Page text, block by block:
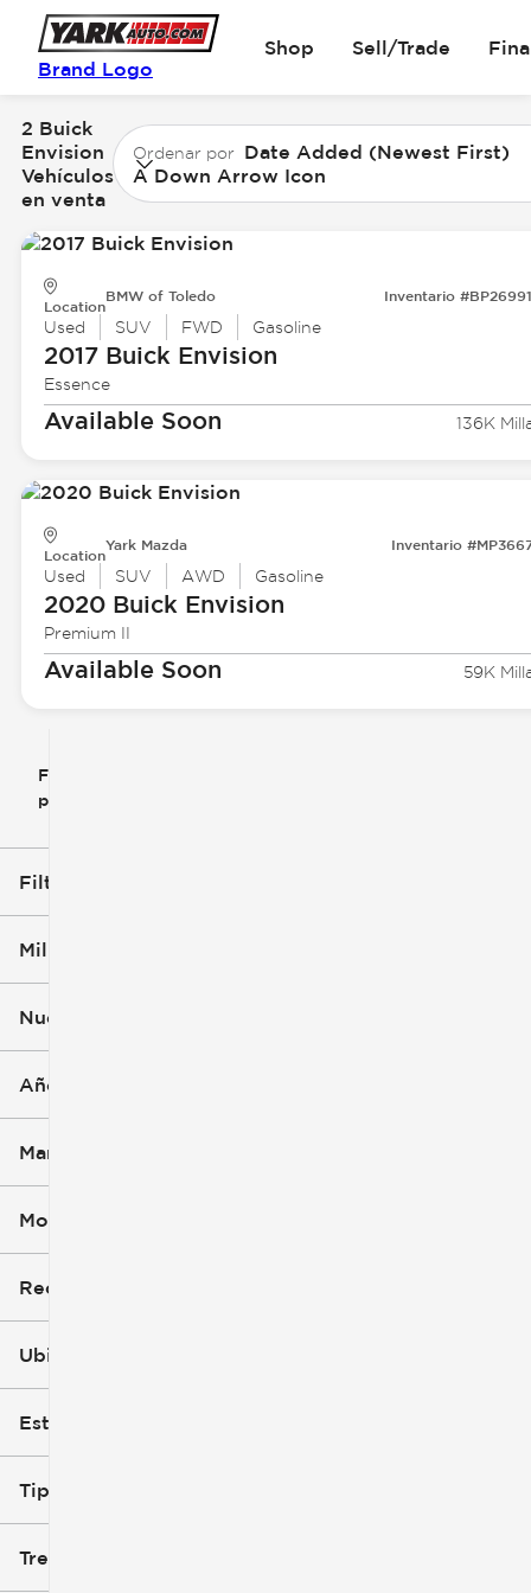
Brand Logo
Shop Sell/Trade
Filtrar
por
Filtros aplicados (2)
Buick
Millaje
Nuevo o usado
Año
Marca (1)
Modelo (1)
Recorte
Ubicación
Estilo de carrocería
Tipo de combustible
Tren de tracción
2 Buick
Envision
Vehículos
en venta
Ordenar por Date Added (Newest First)
A Down Arrow Icon
Location
BMW of Toledo Inventario
Used SUV FWD Gasoline
2017 Buick Envision
Essence
Available Soon 136K
Location
Yark Mazda Inventario
Used SUV AWD Gasoline
2020 Buick Envision
Premium II
Available Soon 59K